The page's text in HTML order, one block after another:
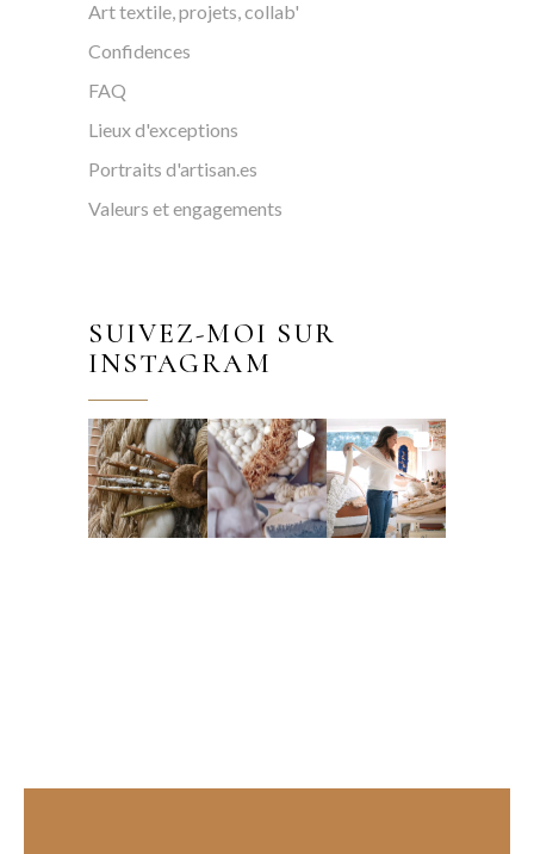
Art textile, projets, collab'
Confidences
FAQ
Lieux d'exceptions
Portraits d'artisan.es
Valeurs et engagements
SUIVEZ-MOI SUR
INSTAGRAM